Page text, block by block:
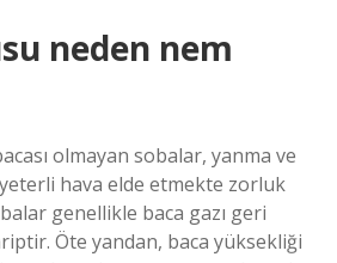
neden nem
olmayan sobalar, yanma ve
hava elde etmekte zorluk
genellikle baca gazı geri
Öte yandan, baca yüksekliği